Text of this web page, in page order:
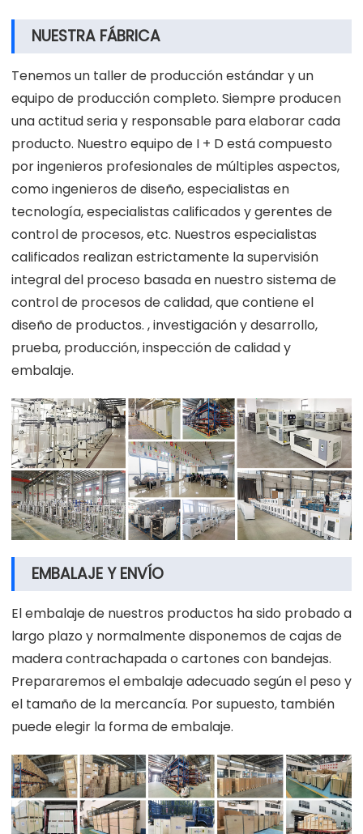
NUESTRA FÁBRICA
Tenemos un taller de producción estándar y un
equipo de producción completo. Siempre producen
una actitud seria y responsable para elaborar cada
producto. Nuestro equipo de I + D está compuesto
por ingenieros profesionales de múltiples aspectos,
como ingenieros de diseño, especialistas en
tecnología, especialistas calificados y gerentes de
control de procesos, etc. Nuestros especialistas
calificados realizan estrictamente la supervisión
integral del proceso basada en nuestro sistema de
control de procesos de calidad, que contiene el
diseño de productos. , investigación y desarrollo,
prueba, producción, inspección de calidad y
embalaje.
EMBALAJE Y ENVÍO
El embalaje de nuestros productos ha sido probado a
largo plazo y normalmente disponemos de cajas de
madera contrachapada o cartones con bandejas.
Prepararemos el embalaje adecuado según el peso y
el tamaño de la mercancía. Por supuesto, también
puede elegir la forma de embalaje.